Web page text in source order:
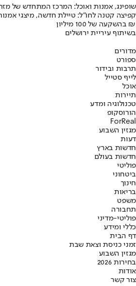
שופינג, אמנות ואוכל: המרכז המתחדש של
קפיצה קטנה לחו"ל: טיילת חדשה, מיצגי
בהשקעה של 100 מיליון ₪
בשיתוף עיריית ירושלים
מדורים
ספורט
תרבות ובידור
לייף סטייל
אוכל
תיירות
טכנולוגיה ומדע
הורוסקופ
ForReal
מגזין השבוע
דעות
חדשות בארץ
חדשות בעולם
פוליטי
ביטחוני
חינוך
בריאות
משפט
תחבורה
פוליטי-מדיני
כללי ומידע
דף הבית
זמני כניסת וצאת שבת
מגזין השבוע
בחירות 2026
אודות
צור קשר